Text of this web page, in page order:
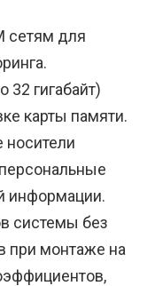
сетям для
гигабайт)
карты памяти.
носители
информации.
системы без
при монтаже на